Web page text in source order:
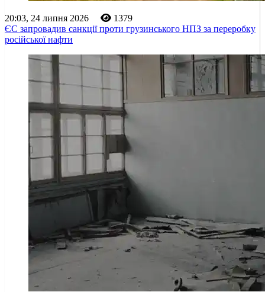
20:03, 24 липня 2026
1379
ЄС запровадив санкції проти грузинського НПЗ за переробку
російської нафти